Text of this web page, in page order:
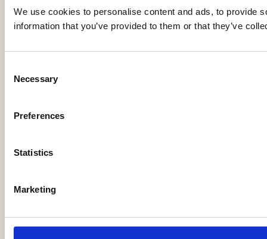
We use cookies to personalise content and ads, to provide
information that you’ve provided to them or that they’ve
Selection
Necessary
Preferences
Statistics
Marketing